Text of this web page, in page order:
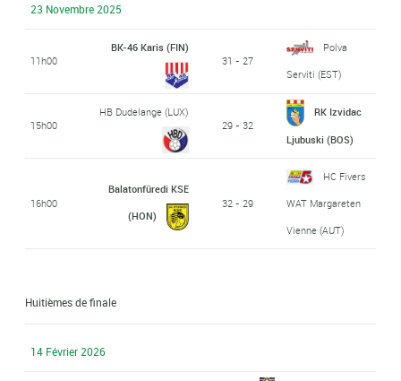
23 Novembre 2025
11h00
BK-46 Karis (FIN)
31 - 27
Polva
Serviti (EST)
15h00
HB Dudelange (LUX)
29 - 32
RK Izvidac
Ljubuski (BOS)
16h00
Balatonfüredi KSE
(HON)
32 - 29
HC Fivers
WAT Margareten
Vienne (AUT)
Huitièmes de finale
14 Février 2026